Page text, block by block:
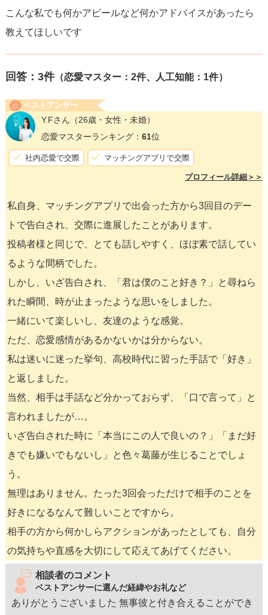
こんな私でも何かアピールなど何かアドバイスがあったら
教えてほしいです
回答： 3件（恋愛マスター：2件、人工知能：1件）
ベストアンサー
Y.Fさん （26歳・女性・未婚）
恋愛マスターランキング： 61位
社内恋愛で交際 マッチングアプリで交際
プロフィール詳細＞＞
私自身、マッチングアプリで出会った方から3回目のデー
トで告白され、交際に進展したことがあります。
投稿者様と同じで、とても話しやすく、ほぼ素で話してい
るような間柄でした。
しかし、いざ告白され、「君は僕のこと好き？」と尋ねら
れた瞬間、時が止まったような思いをしました。
一緒にいて楽しいし、友達のような感覚。
ただ、恋愛感情があるかないかは分からない。
私は迷いに迷った挙句、高校時代に習った手話で「好き」
と返しました。
当然、相手は手話など分かっておらず、「口で言って」と
言われましたが…。
いざ告白された時に「本当にこの人で良いの？」「まだ好
きでも嫌いでもないし」と色々葛藤が生じることでしょ
う。
無理はありません。たった3回会っただけで相手のことを
好きになるなんて難しいことですから。
相手の方から何かしらアクションがあったとしても、自分
の気持ちや直感を大切にして応えてあげてください。
相談者のコメント
ベストアンサーに選んだ経緯やお礼など
ありがとうございました 無事彼と付き合えることができ